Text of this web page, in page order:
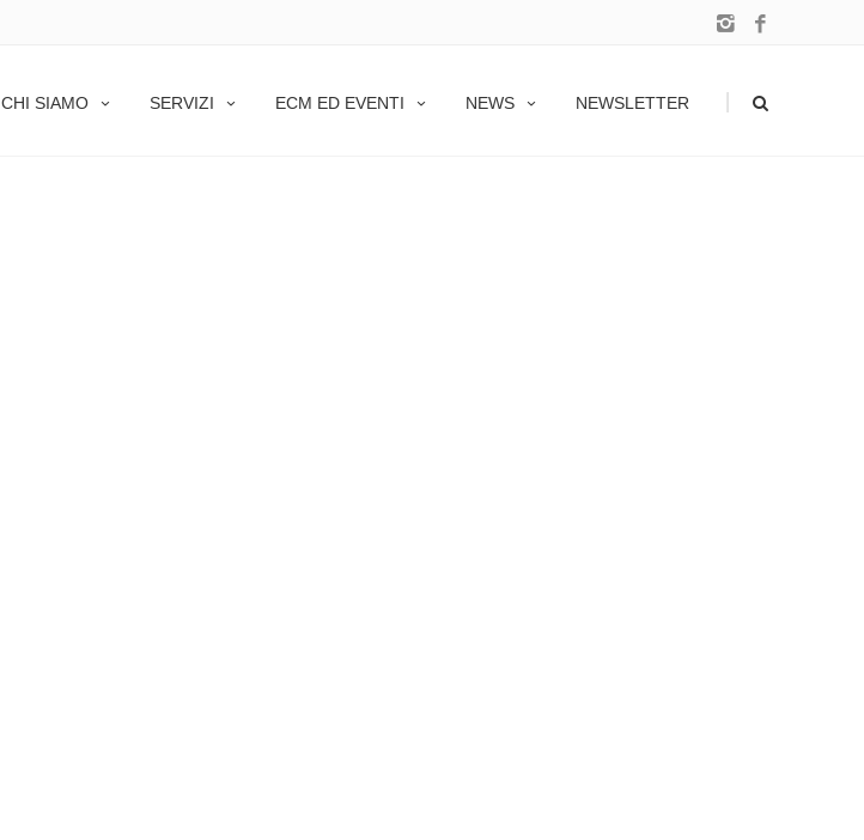
CHI SIAMO SERVIZI ECM ED EVENTI NEWS NEWSLETTER